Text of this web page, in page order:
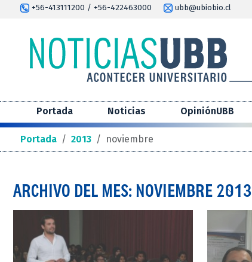
+56-413111200 / +56-422463000 ubb@ubiobio.cl
Portada Noticias OpiniónUBB
Portada / 2013 / noviembre
ARCHIVO DEL MES: NOVIEMBRE 2013